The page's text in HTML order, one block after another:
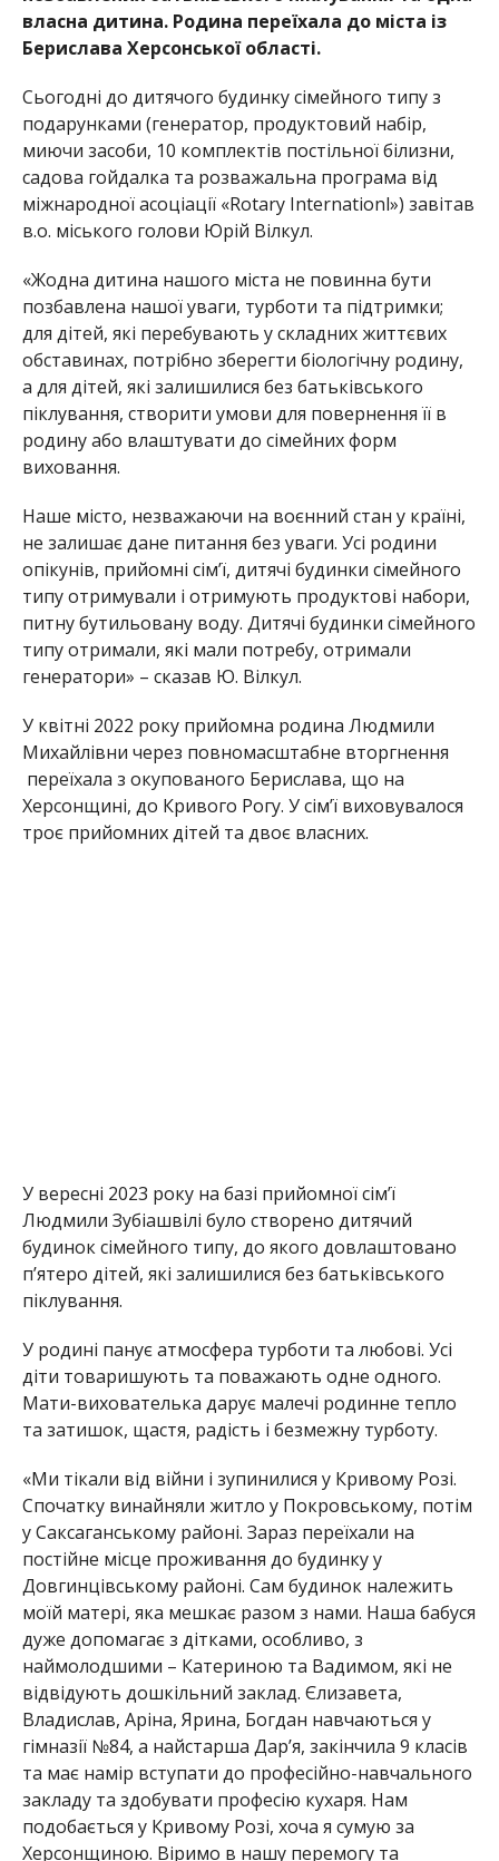
власна дитина. Родина переїхала до міста із
Берислава Херсонської області.
Сьогодні до дитячого будинку сімейного типу з
подарунками (генератор, продуктовий набір,
миючи засоби, 10 комплектів постільної білизни,
садова гойдалка та розважальна програма від
міжнародної асоціації «Rotary Internationl») завітав
в.о. міського голови Юрій Вілкул.
«Жодна дитина нашого міста не повинна бути
позбавлена нашої уваги, турботи та підтримки;
для дітей, які перебувають у складних життєвих
обставинах, потрібно зберегти біологічну родину,
а для дітей, які залишилися без батьківського
піклування, створити умови для повернення її в
родину або влаштувати до сімейних форм
виховання.
Наше місто, незважаючи на воєнний стан у країні,
не залишає дане питання без уваги. Усі родини
опікунів, прийомні сім’ї, дитячі будинки сімейного
типу отримували і отримують продуктові набори,
питну бутильовану воду. Дитячі будинки сімейного
типу отримали, які мали потребу, отримали
генератори» – сказав Ю. Вілкул.
У квітні 2022 року прийомна родина Людмили
Михайлівни через повномасштабне вторгнення
переїхала з окупованого Берислава, що на
Херсонщині, до Кривого Рогу. У сім’ї виховувалося
троє прийомних дітей та двоє власних.
У вересні 2023 року на базі прийомної сім’ї
Людмили Зубіашвілі було створено дитячий
будинок сімейного типу, до якого довлаштовано
п’ятеро дітей, які залишилися без батьківського
піклування.
У родині панує атмосфера турботи та любові. Усі
діти товаришують та поважають одне одного.
Мати-вихователька дарує малечі родинне тепло
та затишок, щастя, радість і безмежну турботу.
«Ми тікали від війни і зупинилися у Кривому Розі.
Спочатку винайняли житло у Покровському, потім
у Саксаганському районі. Зараз переїхали на
постійне місце проживання до будинку у
Довгинцівському районі. Сам будинок належить
моїй матері, яка мешкає разом з нами. Наша бабуся
дуже допомагає з дітками, особливо, з
наймолодшими – Катериною та Вадимом, які не
відвідують дошкільний заклад. Єлизавета,
Владислав, Аріна, Ярина, Богдан навчаються у
гімназії №84, а найстарша Дар’я, закінчила 9 класів
та має намір вступати до професійно-навчального
закладу та здобувати професію кухаря. Нам
подобається у Кривому Розі, хоча я сумую за
Херсонщиною. Віримо в нашу перемогу та